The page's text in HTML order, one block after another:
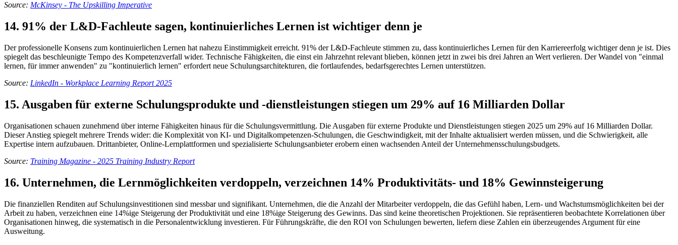
Source: McKinsey - The Upskilling Imperative
14. 91% der L&D-Fachleute sagen, kontinuierliches Lernen ist wichtiger denn je
Der professionelle Konsens zum kontinuierlichen Lernen hat nahezu Einstimmigkeit erreicht. 91% der L&D-Fachleute stimmen zu, dass kontinuierliches Lernen für den Karriereerfolg wichtiger denn je ist. Dies
spiegelt das beschleunigte Tempo des Kompetenzverfall wider. Technische Fähigkeiten, die einst ein Jahrzehnt relevant blieben, können jetzt in zwei bis drei Jahren an Wert verlieren. Der Wandel von "einmal
lernen, für immer anwenden" zu "kontinuierlich lernen" erfordert neue Schulungsarchitekturen, die fortlaufendes, bedarfsgerechtes Lernen unterstützen.
Source: LinkedIn - Workplace Learning Report 2025
15. Ausgaben für externe Schulungsprodukte und -dienstleistungen stiegen um 29% auf 16 Milliarden Dollar
Organisationen schauen zunehmend über interne Fähigkeiten hinaus für die Schulungsvermittlung. Die Ausgaben für externe Produkte und Dienstleistungen stiegen 2025 um 29% auf 16 Milliarden Dollar.
Dieser Anstieg spiegelt mehrere Trends wider: die Komplexität von KI- und Digitalkompetenzen-Schulungen, die Geschwindigkeit, mit der Inhalte aktualisiert werden müssen, und die Schwierigkeit, alle
Expertise intern aufzubauen. Drittanbieter, Online-Lernplattformen und spezialisierte Schulungsanbieter erobern einen wachsenden Anteil der Unternehmensschulungsbudgets.
Source: Training Magazine - 2025 Training Industry Report
16. Unternehmen, die Lernmöglichkeiten verdoppeln, verzeichnen 14% Produktivitäts- und 18% Gewinnsteigerung
Die finanziellen Renditen auf Schulungsinvestitionen sind messbar und signifikant. Unternehmen, die die Anzahl der Mitarbeiter verdoppeln, die das Gefühl haben, Lern- und Wachstumsmöglichkeiten bei der
Arbeit zu haben, verzeichnen eine 14%ige Steigerung der Produktivität und eine 18%ige Steigerung des Gewinns. Das sind keine theoretischen Projektionen. Sie repräsentieren beobachtete Korrelationen über
Organisationen hinweg, die systematisch in die Personalentwicklung investieren. Für Führungskräfte, die den ROI von Schulungen bewerten, liefern diese Zahlen ein überzeugendes Argument für eine
Ausweitung.